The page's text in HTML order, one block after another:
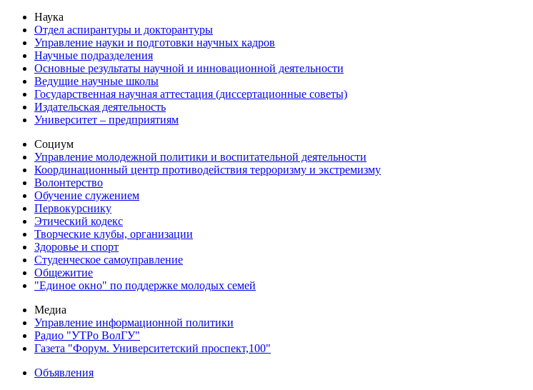
Наука
Отдел аспирантуры и докторантуры
Управление науки и подготовки научных кадров
Научные подразделения
Основные результаты научной и инновационной деятельности
Ведущие научные школы
Государственная научная аттестация (диссертационные советы)
Издательская деятельность
Университет – предприятиям
Социум
Управление молодежной политики и воспитательной деятельности
Координационный центр противодействия терроризму и экстремизму
Волонтерство
Обучение служением
Первокурснику
Этический кодекс
Творческие клубы, организации
Здоровье и спорт
Студенческое самоуправление
Общежитие
"Единое окно" по поддержке молодых семей
Медиа
Управление информационной политики
Радио "УТРо ВолГУ"
Газета "Форум. Университетский проспект,100"
Объявления